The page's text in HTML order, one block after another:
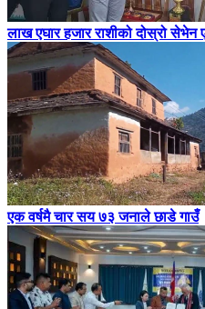
लाख एघार हजार राशीको दोस्रो
एक वर्षमै चार सय ७३ जनाले छाडे गाउँ